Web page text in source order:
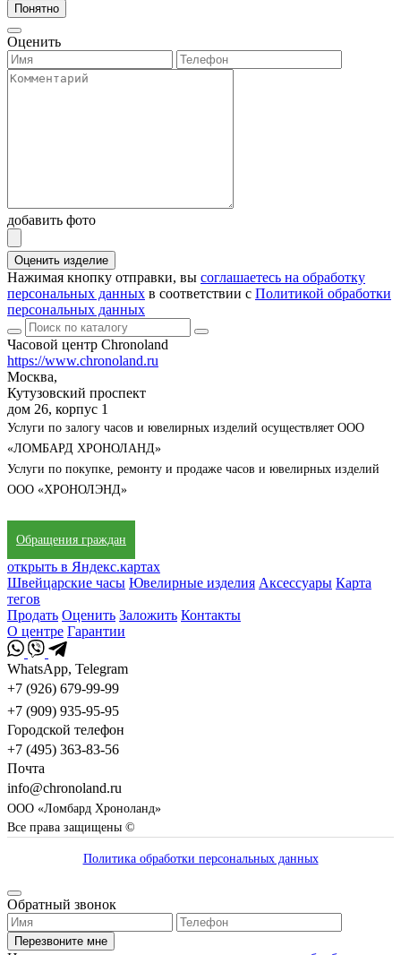
Понятно
Оценить
добавить фото
Оценить изделие
Нажимая кнопку отправки, вы соглашаетесь на обработку
персональных данных в соответствии с Политикой обработки
персональных данных
Часовой центр Chronoland
https://www.chronoland.ru
Москва,
Кутузовский проспект
дом 26, корпус 1
Услуги по залогу часов и ювелирных изделий осуществляет ООО
«ЛОМБАРД ХРОНОЛАНД»
Услуги по покупке, ремонту и продаже часов и ювелирных изделий
ООО «ХРОНОЛЭНД»
Обращения граждан
открыть в Яндекс.картах
Швейцарские часы Ювелирные изделия Аксессуары Карта
тегов
Продать Оценить Заложить Контакты
О центре Гарантии
WhatsApp, Telegram
+7 (926) 679-99-99
+7 (909) 935-95-95
Городской телефон
+7 (495) 363-83-56
Почта
info@chronoland.ru
ООО «Ломбард Хроноланд»
Все права защищены ©
Политика обработки персональных данных
Обратный звонок
Перезвоните мне